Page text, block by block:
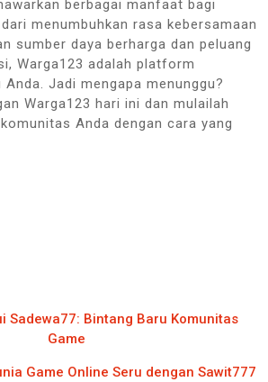
berbagai manfaat bagi
menumbuhkan rasa kebersamaan
sumber daya berharga dan peluang
Warga123 adalah platform
Jadi mengapa menunggu?
Warga123 hari ini dan mulailah
Anda dengan cara yang
Sadewa77: Bintang Baru Komunitas
Game
Game Online Seru dengan Sawit777